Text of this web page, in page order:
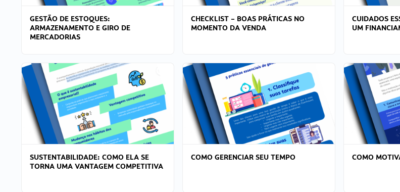
GESTÃO DE ESTOQUES:
ARMAZENAMENTO E GIRO DE
MERCADORIAS
CHECKLIST – BOAS PRÁTICAS NO
MOMENTO DA VENDA
CUIDADOS
UM
SUSTENTABILIDADE: COMO ELA SE
TORNA UMA VANTAGEM COMPETITIVA
COMO GERENCIAR SEU TEMPO COMO